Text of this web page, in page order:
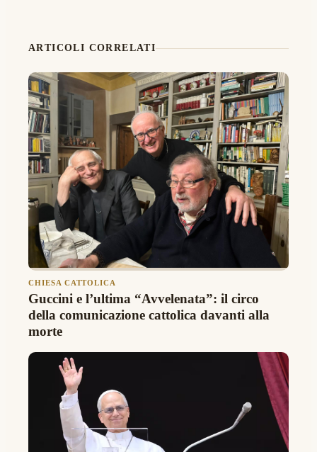
ARTICOLI CORRELATI
CHIESA CATTOLICA
Guccini e l’ultima “Avvelenata”: il circo
della comunicazione cattolica davanti alla
morte